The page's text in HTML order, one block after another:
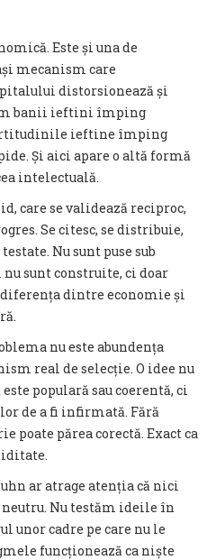
Este și una de
mecanism care
distorsionează și
banii ieftini împing
ieftine împing
Și aici apare o altă formă
intelectuală.
care se validează reciproc,
Se citesc, se distribuie,
Nu sunt puse sub
sunt construite, ci doar
diferența dintre economie și
nu este abundența
real de selecție. O idee nu
populară sau coerentă, ci
de a fi infirmată. Fără
poate părea corectă. Exact ca
ar atrage atenția că nici
neutru. Nu testăm ideile în
unor cadre pe care nu le
funcționează ca niște